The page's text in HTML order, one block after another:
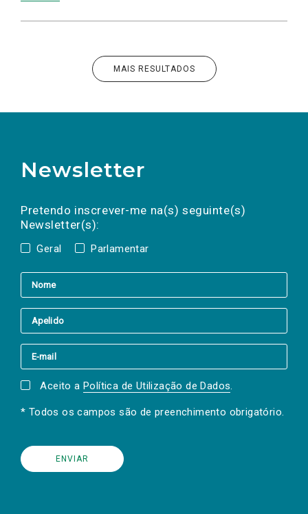
MAIS RESULTADOS
Newsletter
Pretendo inscrever-me na(s) seguinte(s)
Newsletter(s):
Geral Parlamentar
a(s) newsletter(s).
mail
Aceito a Política de Utilização de Dados.
* Todos os campos são de preenchimento obrigatório.